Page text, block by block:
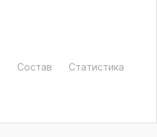
Состав Статистика